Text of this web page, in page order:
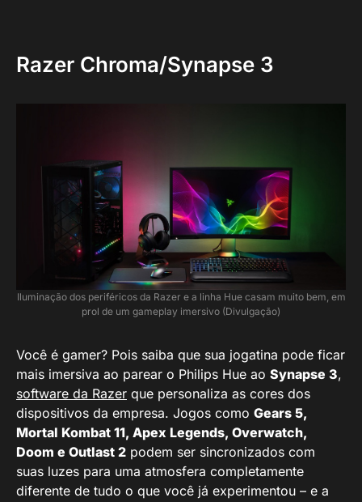
Razer Chroma/Synapse 3
Iluminação dos periféricos da Razer e a linha Hue casam muito bem, em
prol de um gameplay imersivo (Divulgação)
Você é gamer? Pois saiba que sua jogatina pode ficar
mais imersiva ao parear o Philips Hue ao Synapse 3,
software da Razer que personaliza as cores dos
dispositivos da empresa. Jogos como Gears 5,
Mortal Kombat 11, Apex Legends, Overwatch,
Doom e Outlast 2 podem ser sincronizados com
suas luzes para uma atmosfera completamente
diferente de tudo o que você já experimentou – e a